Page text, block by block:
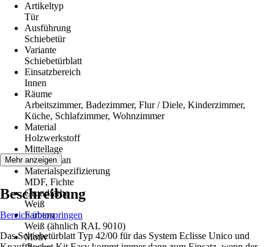
Artikeltyp
Tür
Ausführung
Schiebetür
Variante
Schiebetürblatt
Einsatzbereich
Innen
Räume
Arbeitszimmer, Badezimmer, Flur / Diele, Kinderzimmer,
Küche, Schlafzimmer, Wohnzimmer
Material
Holzwerkstoff
Mittellage
Röhrenspan
Materialspezifizierung
MDF, Fichte
Grundfarbe
Weiß
Farbton
Weiß (ähnlich RAL 9010)
Motiv
Mehr anzeigen
Beschreibung
Bereich überspringen
Das Schiebetürblatt Typ 42/00 für das System Eclisse Unico und